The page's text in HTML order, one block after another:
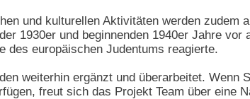
und kulturellen Aktivitäten werden zudem
1930er und beginnenden 1940er Jahre
des europäischen Judentums reagierte.
weiterhin ergänzt und überarbeitet.
freut sich das Projekt Team über eine